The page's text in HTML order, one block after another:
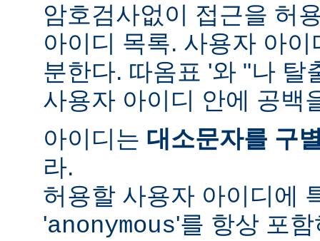
암호검사없이 접근을 허
아이디 목록. 사용자 아
분한다. 따옴표 '와 "나 탈
사용자 아이디 안에 공백
아이디는 대소문자를 구
라.
허용할 사용자 아이디에
'anonymous'를 항상 포